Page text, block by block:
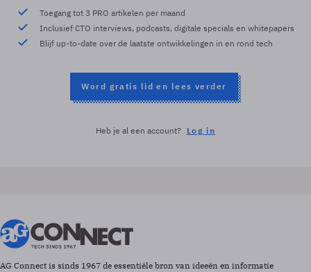
Toegang tot 3 PRO artikelen per maand
Inclusief CTO interviews, podcasts, digitale specials en whitepapers
Blijf up-to-date over de laatste ontwikkelingen in en rond tech
Word gratis lid en lees verder
Heb je al een account? Log in
AG Connect is sinds 1967 de essentiële bron van ideeën en informatie